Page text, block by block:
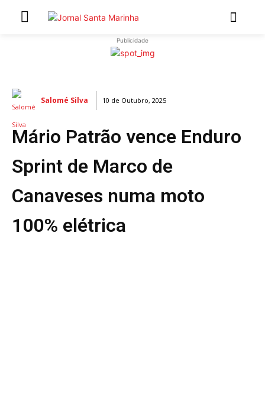
ARTIGOS DE OPINIÃO
Secções
MARCHAS POPULARES DE SÃO JOÃO 2026
NATAL NAS FREGUESIAS
ATUALIDADE
REGIÃO
Publicidade
Salomé Silva 10 de Outubro, 2025
Mário Patrão vence Enduro
Sprint de Marco de
Canaveses numa moto
100% elétrica